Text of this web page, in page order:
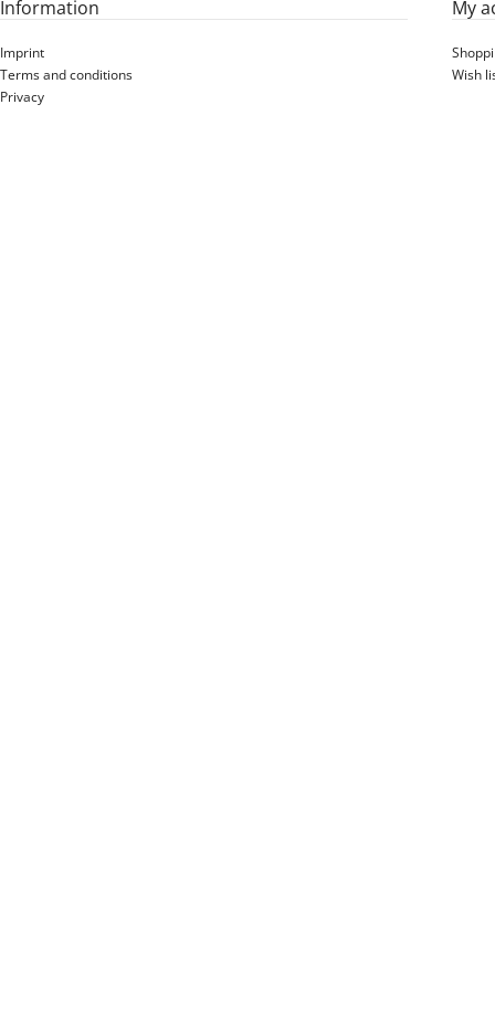
Information
Imprint
Terms and conditions
Privacy
My
Wish